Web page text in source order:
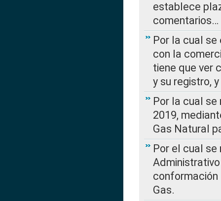
establece
comentarios…
Por la cual
con la
tiene que ver
y su registro,
Por la cual
2019,
Gas Natural
Por el cual
conformación
Gas.